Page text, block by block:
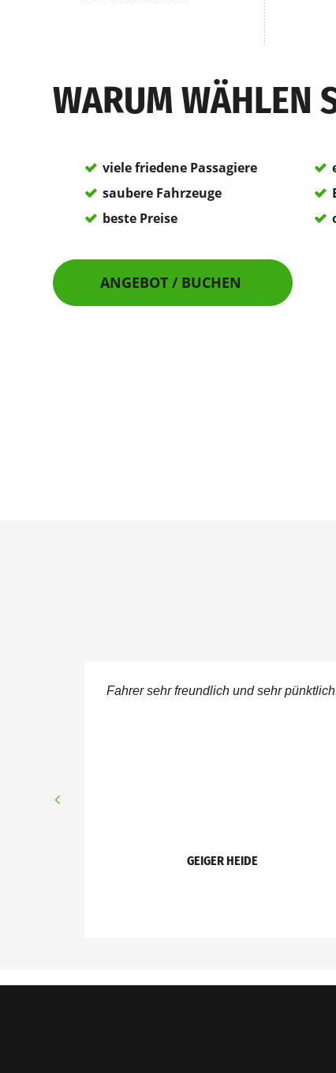
WARUM WÄHLEN
viele friedene Passagiere
saubere Fahrzeuge
beste Preise
ANGEBOT / BUCHEN
Fahrer sehr freundlich und sehr
GEIGER HEIDE